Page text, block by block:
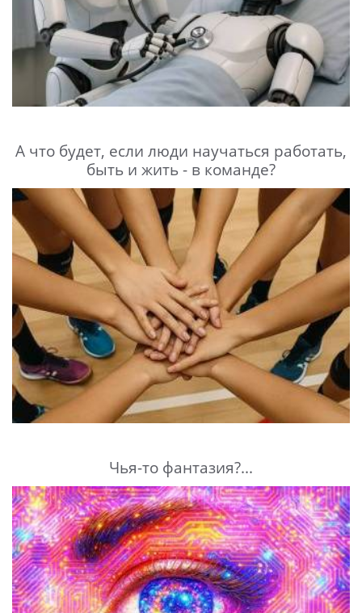
А что будет, если люди научаться работать,
быть и жить - в команде?
Чья-то фантазия?...